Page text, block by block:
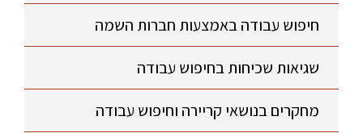
חיפוש עבודה באמצעות חברות השמה
שגיאות שכיחות בחיפוש עבודה
מחקרים בנושאי קריירה וחיפוש עבודה